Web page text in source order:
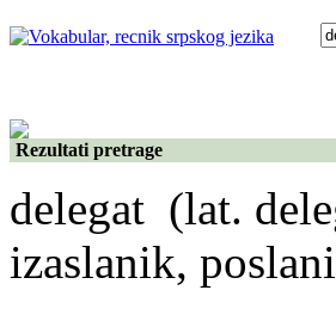
Rezultati pretrage
delegat (lat.
izaslanik,